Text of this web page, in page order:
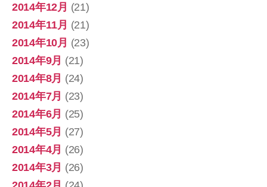
2014年12月 (21)
2014年11月 (21)
2014年10月 (23)
2014年9月 (21)
2014年8月 (24)
2014年7月 (23)
2014年6月 (25)
2014年5月 (27)
2014年4月 (26)
2014年3月 (26)